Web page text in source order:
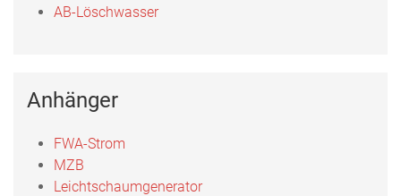
AB-Löschwasser
Anhänger
FWA-Strom
MZB
Leichtschaumgenerator